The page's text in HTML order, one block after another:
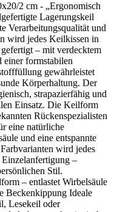
2 cm - „Ergonomisch
Lagerungskeil
Verarbeitungsqualität und
wird jedes Keilkissen in
– mit verdecktem
einer formstabilen
gewährleistet
Körperhaltung. Der
strapazierfähig und
Einsatz. Die Keilform
Rückenspezialisten
eine natürliche
und eine entspannte
wird jedes
–
Stil.
– entlastet Wirbelsäule
Beckenkippung Ideale
Lesekeil oder